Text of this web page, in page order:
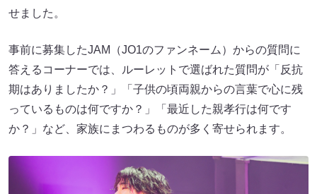
せました。
事前に募集したJAM（JO1のファンネーム）からの質問に
答えるコーナーでは、ルーレットで選ばれた質問が「反抗
期はありましたか？」「子供の頃両親からの言葉で心に残
っているものは何ですか？」「最近した親孝行は何です
か？」など、家族にまつわるものが多く寄せられます。